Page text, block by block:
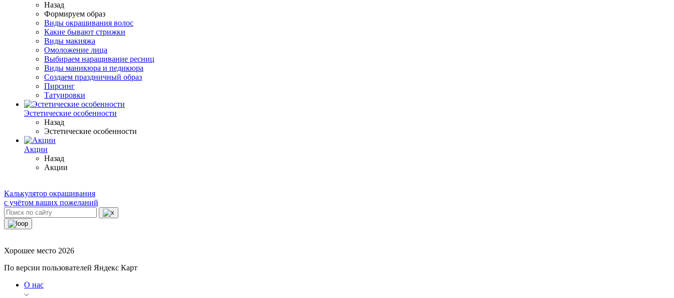
Назад
Формируем образ
Виды окрашивания волос
Какие бывают стрижки
Виды макияжа
Омоложение лица
Выбираем наращивание ресниц
Виды маникюра и педикюра
Создаем праздничный образ
Пирсинг
Татуировки
Эстетические особенности
Назад
Эстетические особенности
Акции
Назад
Акции
Калькулятор окрашивания
с учётом ваших пожеланий
Хорошее место 2026
По версии пользователей Яндекс Карт
О нас